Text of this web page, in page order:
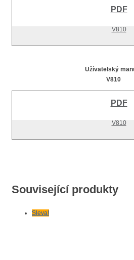
PDF
V810
Užívatelský
V810
PDF
V810
Související produkty
Sleva!